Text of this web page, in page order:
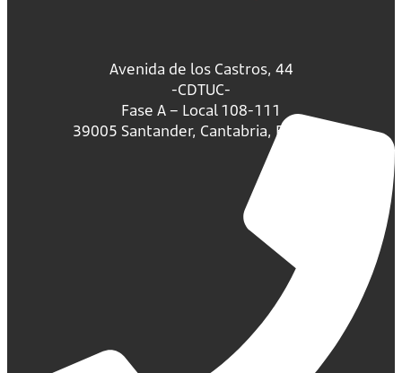
Avenida de los Castros, 44
-CDTUC-
Fase A – Local 108-111
39005 Santander, Cantabria, España.